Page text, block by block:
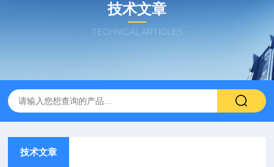
技术文章
TECHNICAL ARTICLES
技术文章